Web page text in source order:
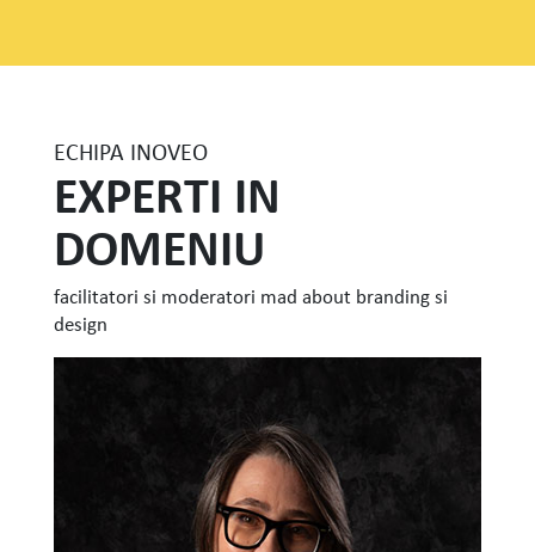
ECHIPA INOVEO
EXPERTI IN
DOMENIU
facilitatori si moderatori mad about branding si
design